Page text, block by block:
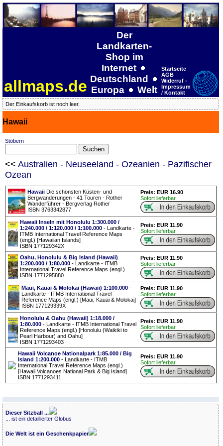
allmaps.de
Der
Landkarten-
Shop im
Internet
Deutschland
Europa
Welt
Startseite
AGB
Widerruf -
Impressum
/ Kontakt
Der Einkaufskorb ist noch leer.
Hawaii
Stöbern
<< Australien - Neuseeland - Ozeanien - Pazifischer
Ozean
Hawaii Die schönsten Küsten- und
Bergwanderungen - 41 Touren - Rother
Wanderführer - Bergverlag Rother
ISBN 3763342877
Preis: EUR 16.90
Sofort lieferbar
Hawaii Inseln mit Honolulu 1:300.000 /
1:240.000 / 1:120.000 / 1:100.000 - Landkarte -
ITMB International Travel Reference Maps
(engl.) [Hawaiian Islands]
ISBN 177129342X
Preis: EUR 11.90
Sofort lieferbar
Oahu, Honolulu & Big Island (Hawaii)
1:200.000 / 1:80.000 - Landkarte - ITMB
International Travel Reference Maps (engl.)
ISBN 1771295880
Preis: EUR 11.90
Sofort lieferbar
Maui, Kauai & Molokai (Hawaii) 1:100.000 -
Landkarte - ITMB International Travel
Reference Maps (engl.) [Maui, Kauai & Molokai]
ISBN 177129339X
Preis: EUR 11.90
Sofort lieferbar
Honolulu & Oahu (Hawaii) 1:18.000 /
1:80.000 - Landkarte - ITMB International Travel
Reference Maps (engl.) [Honolulu (Waikiki to
Pearl Harbour) and Oahu]
ISBN 1771293403
Preis: EUR 11.90
Sofort lieferbar
Hawaii Volcanoe Nationalpark 1:85.000 / Big
Island 1:200.000 - Landkarte - ITMB
International Travel Reference Maps (engl.)
[Hawaii Volcanoes National Park & Big Island]
ISBN 1771293411
Preis: EUR 11.90
Sofort lieferbar
Dieser Sitzball ...
... ist ein detaillierter Globus
Die Welt ist ein Geschenkpapier